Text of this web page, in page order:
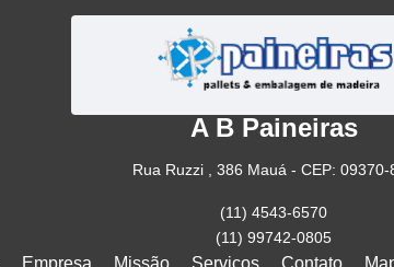
A B Paineiras
Rua Ruzzi , 386 Mauá - CEP: 09370-
(11) 4543-6570
(11) 99742-0805
Empresa Missão Serviços Contato